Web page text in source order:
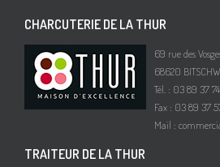
CHARCUTERIE DE LA THUR
69 rue des
68620
Tél. : 03 89 37
Fax : 03 89 37
Mail :
TRAITEUR DE LA THUR